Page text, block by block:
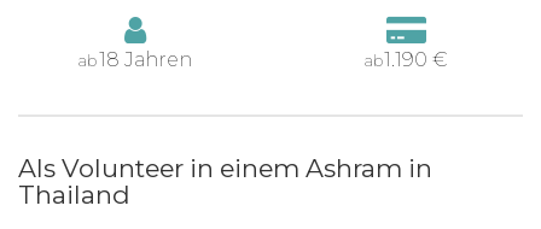
ab18 Jahren ab1.190 €
Als Volunteer in einem Ashram in
Thailand